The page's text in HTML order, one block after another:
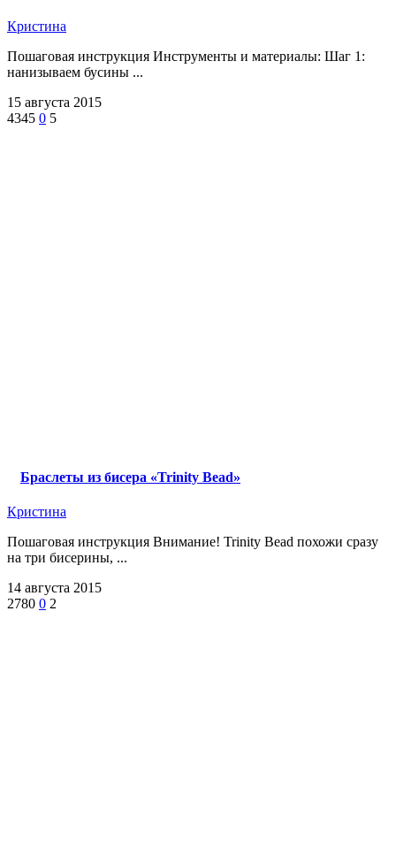
Кристина
Пошаговая инструкция Инструменты и материалы: Шаг 1:
нанизываем бусины ...
15 августа 2015
4345 0 5
Браслеты из бисера «Trinity Bead»
Кристина
Пошаговая инструкция Внимание! Trinity Bead похожи сразу
на три бисерины, ...
14 августа 2015
2780 0 2